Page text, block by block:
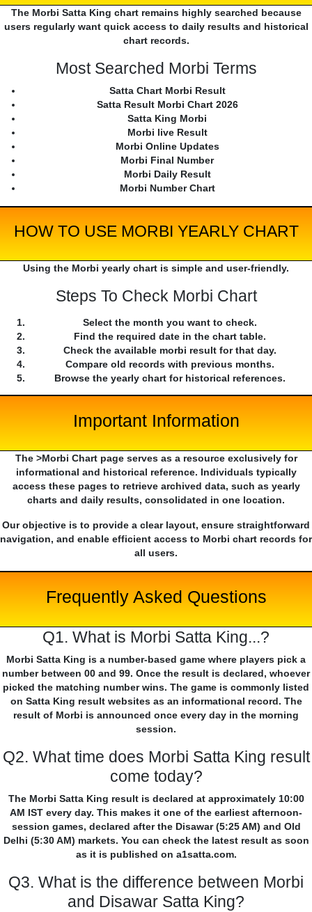
The Morbi Satta King chart remains highly searched because
users regularly want quick access to daily results and historical
chart records.
Most Searched Morbi Terms
Satta Chart Morbi Result
Satta Result Morbi Chart 2026
Satta King Morbi
Morbi live Result
Morbi Online Updates
Morbi Final Number
Morbi Daily Result
Morbi Number Chart
HOW TO USE MORBI YEARLY CHART
Using the Morbi yearly chart is simple and user-friendly.
Steps To Check Morbi Chart
Select the month you want to check.
Find the required date in the chart table.
Check the available morbi result for that day.
Compare old records with previous months.
Browse the yearly chart for historical references.
Important Information
The >Morbi Chart page serves as a resource exclusively for
informational and historical reference. Individuals typically
access these pages to retrieve archived data, such as yearly
charts and daily results, consolidated in one location.
Our objective is to provide a clear layout, ensure straightforward
navigation, and enable efficient access to Morbi chart records for
all users.
Frequently Asked Questions
Q1. What is Morbi Satta King...?
Morbi Satta King is a number-based game where players pick a
number between 00 and 99. Once the result is declared, whoever
picked the matching number wins. The game is commonly listed
on Satta King result websites as an informational record. The
result of Morbi is announced once every day in the morning
session.
Q2. What time does Morbi Satta King result
come today?
The Morbi Satta King result is declared at approximately 10:00
AM IST every day. This makes it one of the earliest afternoon-
session games, declared after the Disawar (5:25 AM) and Old
Delhi (5:30 AM) markets. You can check the latest result as soon
as it is published on a1satta.com.
Q3. What is the difference between Morbi
and Disawar Satta King?